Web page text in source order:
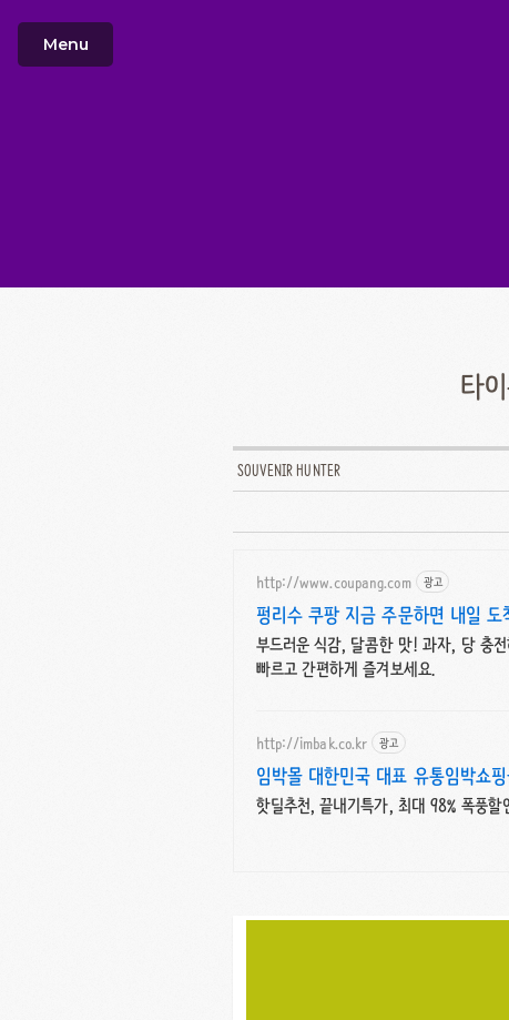
타
SOUVENIR HUNTER
http://www.coupang.com 광고
펑리수 쿠팡 지금 주문하면 내일 도
부드러운 식감, 달콤한 맛! 과자, 당 충
빠르고 간편하게 즐겨보세요.
http://imbak.co.kr 광고
임박몰 대한민국 대표 유통임박쇼
핫딜추천, 끝내기특가, 최대 98% 폭풍
Menu